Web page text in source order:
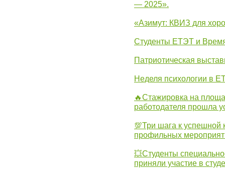
— 2025».
«Азимут: КВИЗ для
Студенты ЕТЭТ и
Патриотическая
Неделя психологии в
🔥Стажировка на
работодателя прошла
💯Три шага к успешной
профильных
💥Студенты
приняли участие в